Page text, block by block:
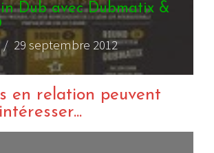
Dub avec Dubmatix &
29 septembre 2012
en relation peuvent